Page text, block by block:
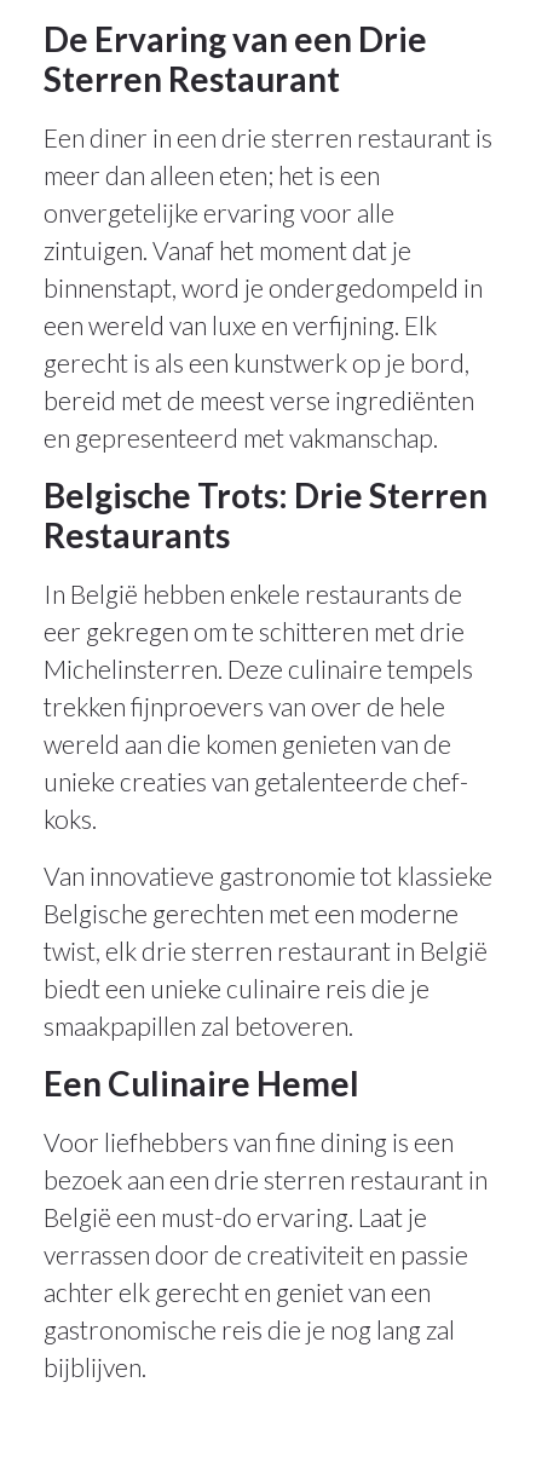
De Ervaring van een Drie
Sterren Restaurant
Een diner in een drie sterren restaurant is
meer dan alleen eten; het is een
onvergetelijke ervaring voor alle
zintuigen. Vanaf het moment dat je
binnenstapt, word je ondergedompeld in
een wereld van luxe en verfijning. Elk
gerecht is als een kunstwerk op je bord,
bereid met de meest verse ingrediënten
en gepresenteerd met vakmanschap.
Belgische Trots: Drie Sterren
Restaurants
In België hebben enkele restaurants de
eer gekregen om te schitteren met drie
Michelinsterren. Deze culinaire tempels
trekken fijnproevers van over de hele
wereld aan die komen genieten van de
unieke creaties van getalenteerde chef-
koks.
Van innovatieve gastronomie tot klassieke
Belgische gerechten met een moderne
twist, elk drie sterren restaurant in België
biedt een unieke culinaire reis die je
smaakpapillen zal betoveren.
Een Culinaire Hemel
Voor liefhebbers van fine dining is een
bezoek aan een drie sterren restaurant in
België een must-do ervaring. Laat je
verrassen door de creativiteit en passie
achter elk gerecht en geniet van een
gastronomische reis die je nog lang zal
bijblijven.